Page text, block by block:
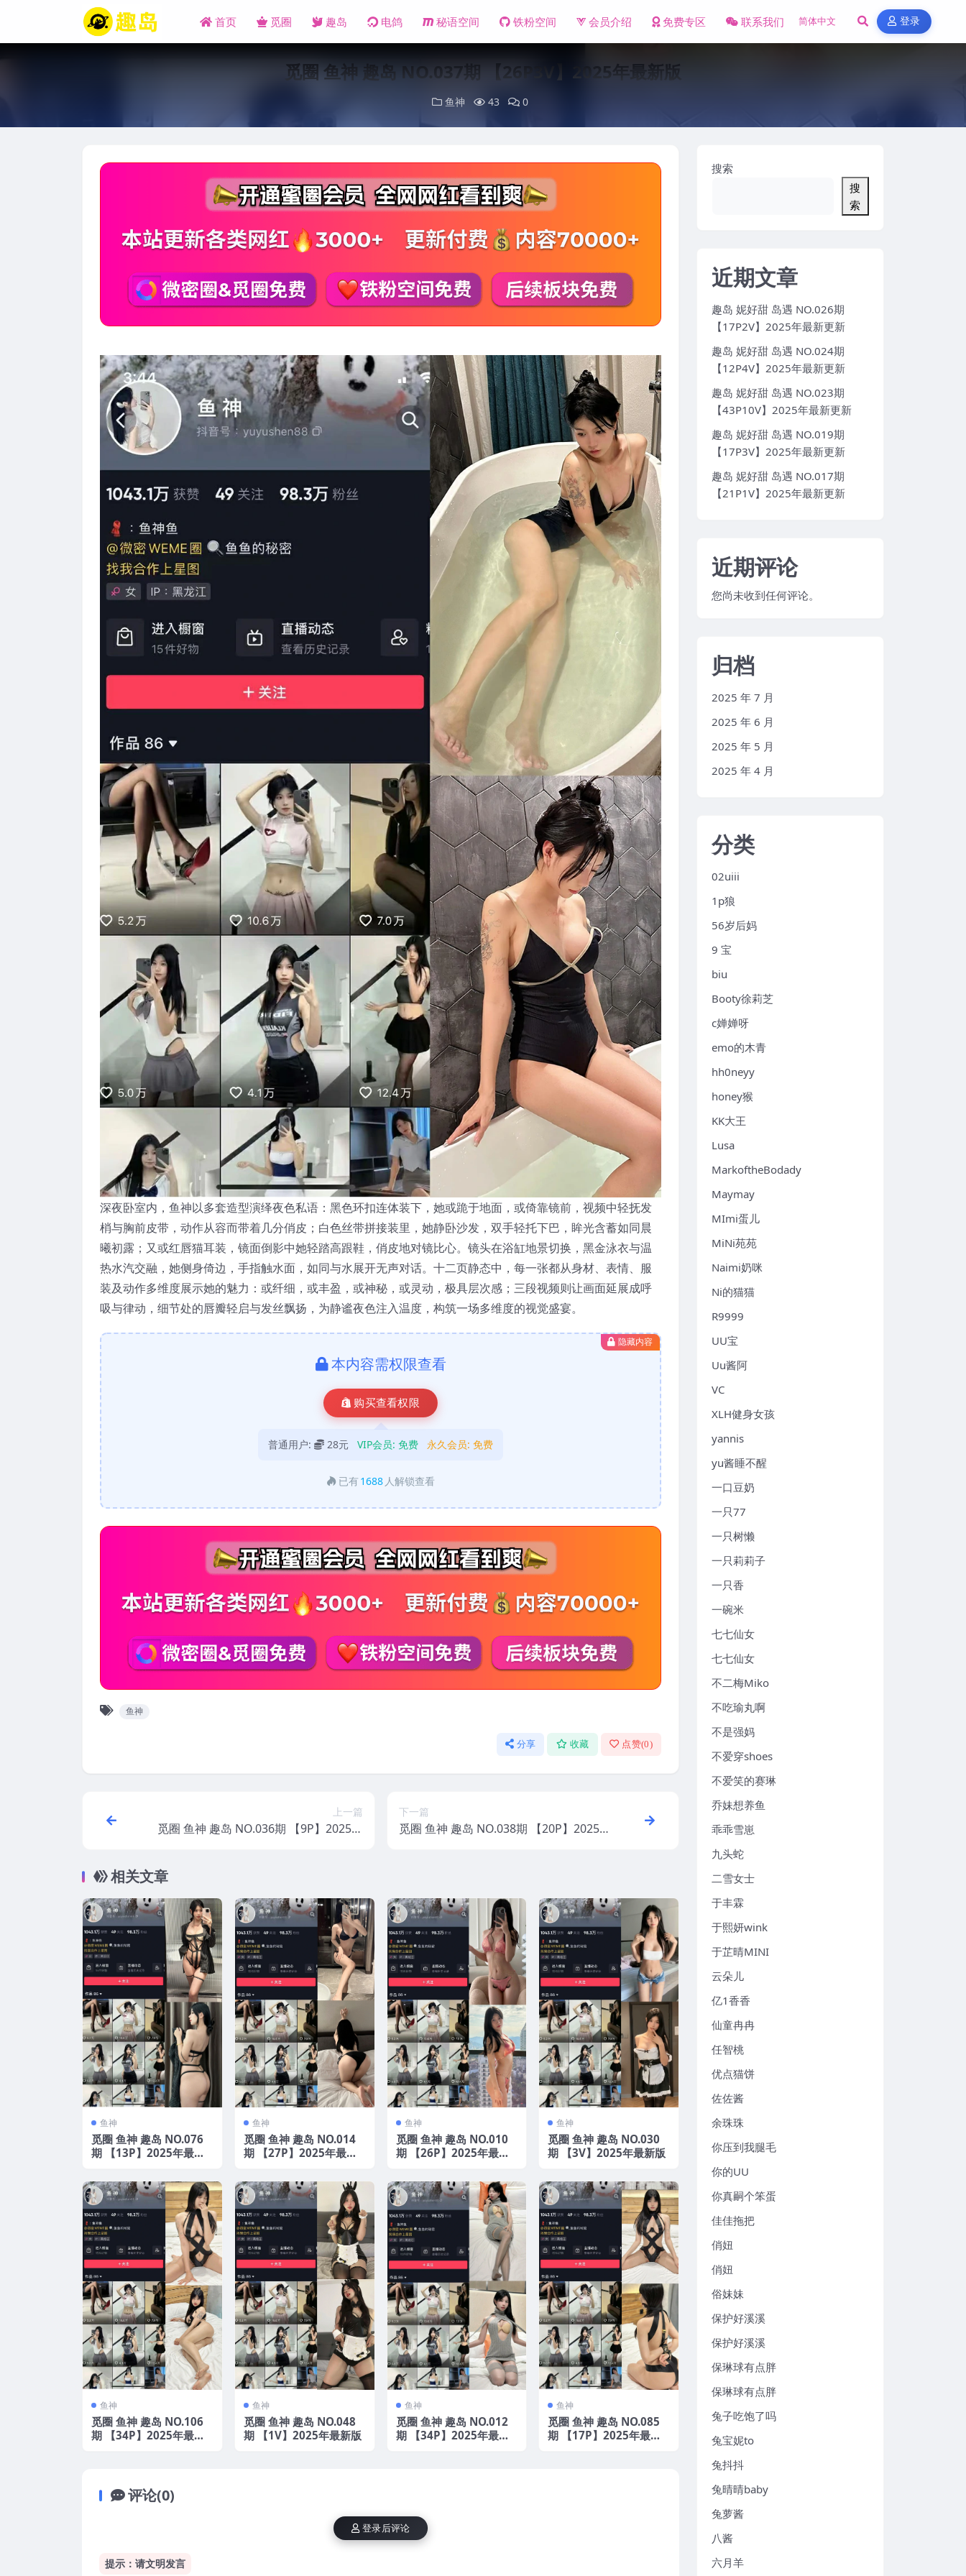
首页 觅圈 趣岛 电鸽 秘语空间 铁粉空间 会员介绍 免费专区 联系我们 登录
觅圈 鱼神 趣岛 NO.037期 【26P3V】2025年最新版
鱼神 43 0
深夜卧室内，鱼神以多套造型演绎夜色私语：黑色环扣连体装下，她或跪于地面，或倚靠镜前，视频中轻抚发
梢与胸前皮带，动作从容而带着几分俏皮；白色丝带拼接装里，她静卧沙发，双手轻托下巴，眸光含蓄如同晨
曦初露；又或红唇猫耳装，镜面倒影中她轻踏高跟鞋，俏皮地对镜比心。镜头在浴缸地景切换，黑金泳衣与温
热水汽交融，她侧身倚边，手指触水面，如同与水展开无声对话。十二页静态中，每一张都从身材、表情、服
装及动作多维度展示她的魅力：或纤细，或丰盈，或神秘，或灵动，极具层次感；三段视频则让画面延展成呼
吸与律动，细节处的唇瓣轻启与发丝飘扬，为静谧夜色注入温度，构筑一场多维度的视觉盛宴。
隐藏内容
本内容需权限查看
购买查看权限
普通用户: 28元 VIP会员: 免费 永久会员: 免费
已有 1688 人解锁查看
鱼神
分享 收藏 点赞(0)
上一篇
觅圈 鱼神 趣岛 NO.036期 【9P】2025年
下一篇
觅圈 鱼神 趣岛 NO.038期 【20P】2025
相关文章
鱼神
觅圈 鱼神 趣岛 NO.076
期 【13P】2025年最新
鱼神
觅圈 鱼神 趣岛 NO.014
期 【27P】2025年最新
鱼神
觅圈 鱼神 趣岛 NO.010
期 【26P】2025年最新
鱼神
觅圈 鱼神 趣岛 NO.030
期 【3V】2025年最新版
鱼神
觅圈 鱼神 趣岛 NO.106
期 【34P】2025年最新
鱼神
觅圈 鱼神 趣岛 NO.048
期 【1V】2025年最新版
鱼神
觅圈 鱼神 趣岛 NO.012
期 【34P】2025年最新
鱼神
觅圈 鱼神 趣岛 NO.085
期 【17P】2025年最新
评论(0)
提示：请文明发言
登录后评论
搜索
搜
索
近期文章
趣岛 妮好甜 岛遇 NO.026期
【17P2V】2025年最新更新
趣岛 妮好甜 岛遇 NO.024期
【12P4V】2025年最新更新
趣岛 妮好甜 岛遇 NO.023期
【43P10V】2025年最新更新
趣岛 妮好甜 岛遇 NO.019期
【17P3V】2025年最新更新
趣岛 妮好甜 岛遇 NO.017期
【21P1V】2025年最新更新
近期评论
您尚未收到任何评论。
归档
2025 年 7 月
2025 年 6 月
2025 年 5 月
2025 年 4 月
分类
02uiii
1p狼
56岁后妈
9 宝
biu
Booty徐莉芝
c婵婵呀
emo的木青
hh0neyy
honey猴
KK大王
Lusa
MarkoftheBodady
Maymay
MImi蛋儿
MiNi苑苑
Naimi奶咪
Ni的猫猫
R9999
UU宝
Uu酱阿
VC
XLH健身女孩
yannis
yu酱睡不醒
一口豆奶
一只77
一只树懒
一只莉莉子
一只香
一碗米
七七仙女
七七仙女
不二梅Miko
不吃瑜丸啊
不是强妈
不爱穿shoes
不爱笑的赛琳
乔妹想养鱼
乖乖雪崽
九头蛇
二雪女士
于丰霖
于熙妍wink
于芷晴MINI
云朵儿
亿1香香
仙童冉冉
任智桃
优点猫饼
佐佐酱
余珠珠
你压到我腿毛
你的UU
你真嗣个笨蛋
佳佳拖把
俏妞
俏妞
俗妹妹
保护好溪溪
保护好溪溪
保琳球有点胖
保琳球有点胖
兔子吃饱了吗
兔宝妮to
兔抖抖
兔晴晴baby
兔萝酱
八酱
六月羊